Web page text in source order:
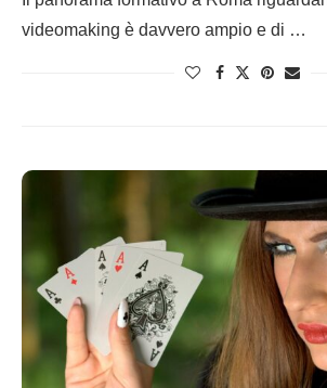
videomaking è davvero ampio e di …